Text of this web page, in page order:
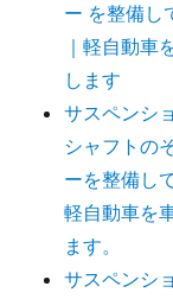
ー を整備し
｜軽自動車
します
サスペンシ
シャフトの
ーを整備し
軽自動車を
ます。
サスペンシ